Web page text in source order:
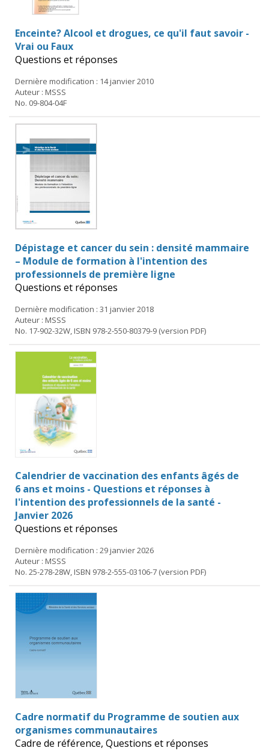
Enceinte? Alcool et drogues, ce qu'il faut savoir -
Vrai ou Faux
Questions et réponses
Dernière modification : 14 janvier 2010
Auteur : MSSS
No. 09-804-04F
Dépistage et cancer du sein : densité mammaire
– Module de formation à l'intention des
professionnels de première ligne
Questions et réponses
Dernière modification : 31 janvier 2018
Auteur : MSSS
No. 17-902-32W, ISBN 978-2-550-80379-9 (version PDF)
Calendrier de vaccination des enfants âgés de
6 ans et moins - Questions et réponses à
l'intention des professionnels de la santé -
Janvier 2026
Questions et réponses
Dernière modification : 29 janvier 2026
Auteur : MSSS
No. 25-278-28W, ISBN 978-2-555-03106-7 (version PDF)
Cadre normatif du Programme de soutien aux
organismes communautaires
Cadre de référence, Questions et réponses